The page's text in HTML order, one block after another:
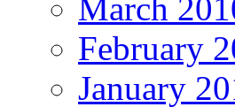
March
February
January